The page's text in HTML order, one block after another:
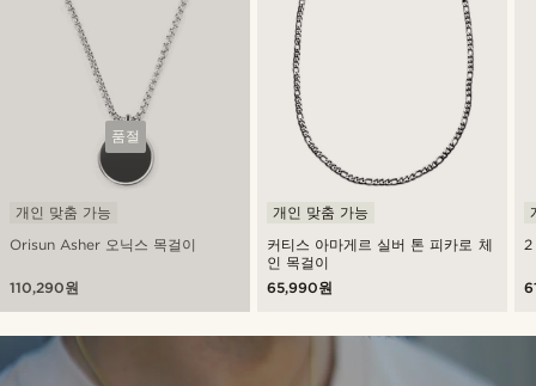
품절
Orisun Asher 오닉스 목걸이
개인 맞춤 가능
110,290원
커티스 아마게르 실버 톤 피카로 체
인 목걸이
개인 맞춤 가능
65,990원
2